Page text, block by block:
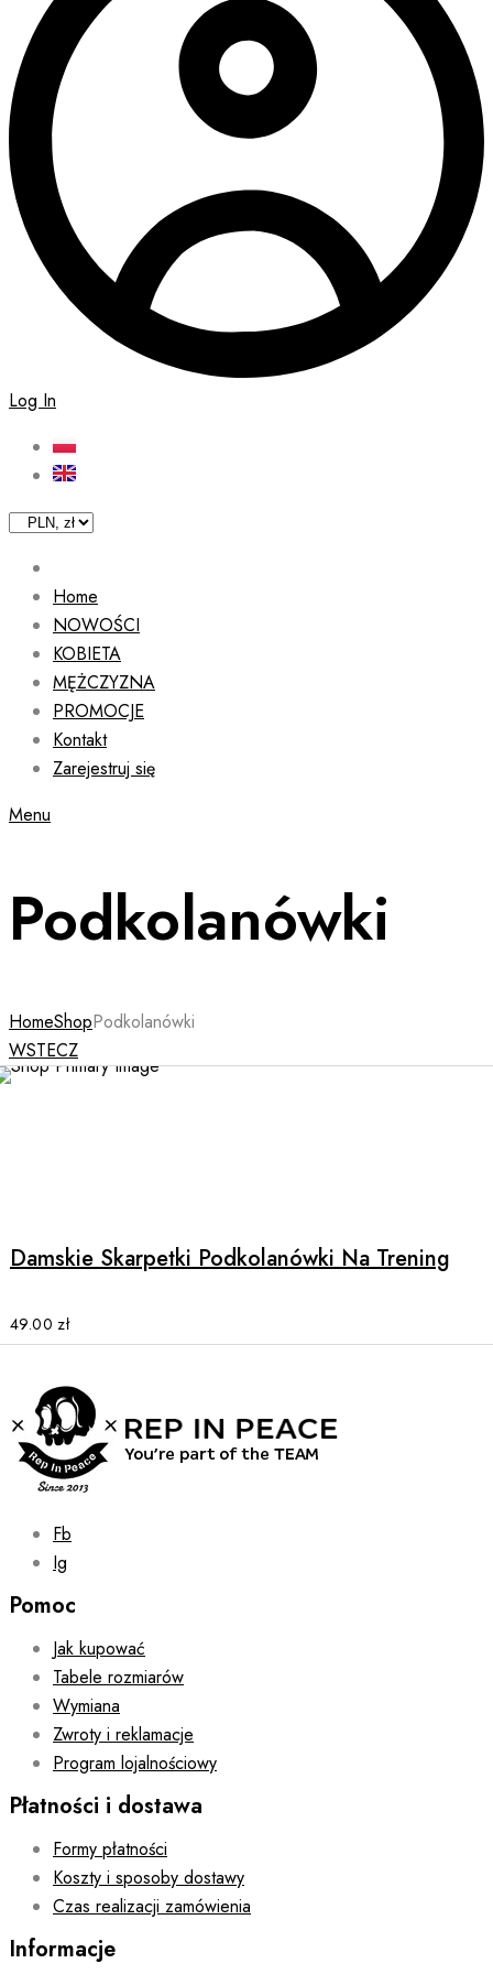
Log In
Home
NOWOŚCI
KOBIETA
MĘŻCZYZNA
PROMOCJE
Kontakt
Zarejestruj się
Menu
Podkolanówki
HomeShopPodkolanówki
WSTECZ
multiple
variants.
may
on
the
Damskie Skarpetki Podkolanówki Na Trening
49.00zł
Fb
Ig
Pomoc
Jak kupować
Tabele rozmiarów
Wymiana
Zwroty i reklamacje
Program lojalnościowy
Płatności i dostawa
Formy płatności
Koszty i sposoby dostawy
Czas realizacji zamówienia
Informacje